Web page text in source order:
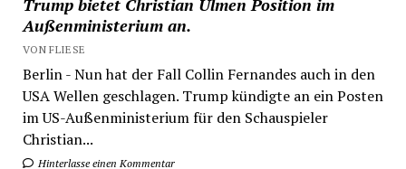
Trump bietet Christian Ulmen Position im
Außenministerium an.
VON FLIESE
Berlin - Nun hat der Fall Collin Fernandes auch in den
USA Wellen geschlagen. Trump kündigte an ein Posten
im US-Außenministerium für den Schauspieler
Christian...
Hinterlasse einen Kommentar